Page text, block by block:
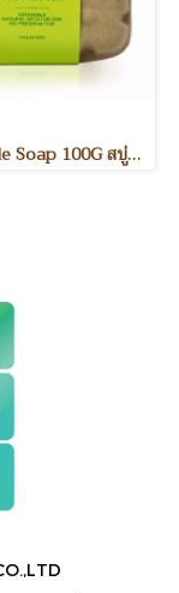
Handmade Soap 100G สบู่อาบน้ำ และล้างมือ กลิ่น ตะไคร้หอม / ตะไคร้หอม+ผสมใยบวบ